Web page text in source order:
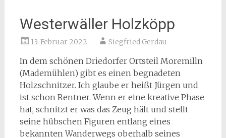
Westerwäller Holzköpp
13. Februar 2022 Siegfried Gerdau
In dem schönen Driedorfer Ortsteil Moremilln
(Mademühlen) gibt es einen begnadeten
Holzschnitzer. Ich glaube er heißt Jürgen und
ist schon Rentner. Wenn er eine kreative Phase
hat, schnitzt er was das Zeug hält und stellt
seine hübschen Figuren entlang eines
bekannten Wanderwegs oberhalb seines